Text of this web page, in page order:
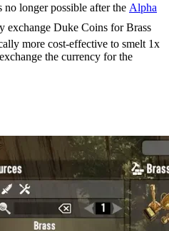
longer possible after the Alpha
exchange Duke Coins for Brass
more cost-effective to smelt 1x
the currency for the